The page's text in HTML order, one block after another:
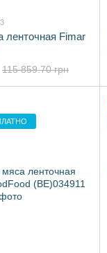
ленточная Fimar
115 859.70 грн